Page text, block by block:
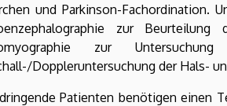
und Parkinson-Fachordination.
zur
zur
Doppleruntersuchung der Hals-
Patienten benötigen einen